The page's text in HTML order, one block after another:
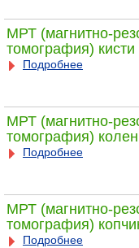
МРТ (магнитно-
томография) кисти
Подробнее
МРТ (магнитно-
томография)
Подробнее
МРТ (магнитно-
томография)
Подробнее